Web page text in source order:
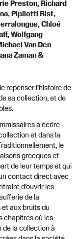
Preston, Richard
Pipilotti Rist,
Chloé
Wolfgang
Van Den
Zaman &
repenser l’histoire de
sa collection, et de
à écrire
et dans la
le
grecques et
de leur temps et qui
contact direct avec
d’ouvrir les
de la
aux bruits du
chapitres où les
la collection à